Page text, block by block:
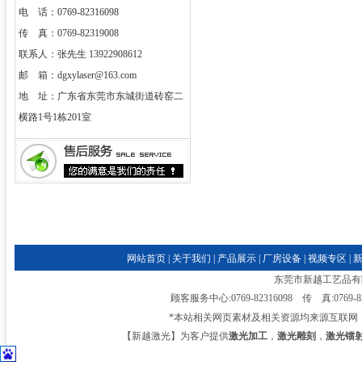
电 话：0769-82316098
传 真：0769-82319008
联系人：张先生 13922908612
邮 箱：dgxylaser@163.com
地 址：广东省东莞市东城街道砖窑二
横路1号1栋201室
网站首页 关于我们 产品展示 厂房设备 视频专区
东莞市新越工艺品
顾客服务中心:0769-82316098 传 真:0769-
*本站相关网页素材及相关资源均来源互联
【新越激光】为客户提供激光加工 ， 激光雕刻 ， 激光镭